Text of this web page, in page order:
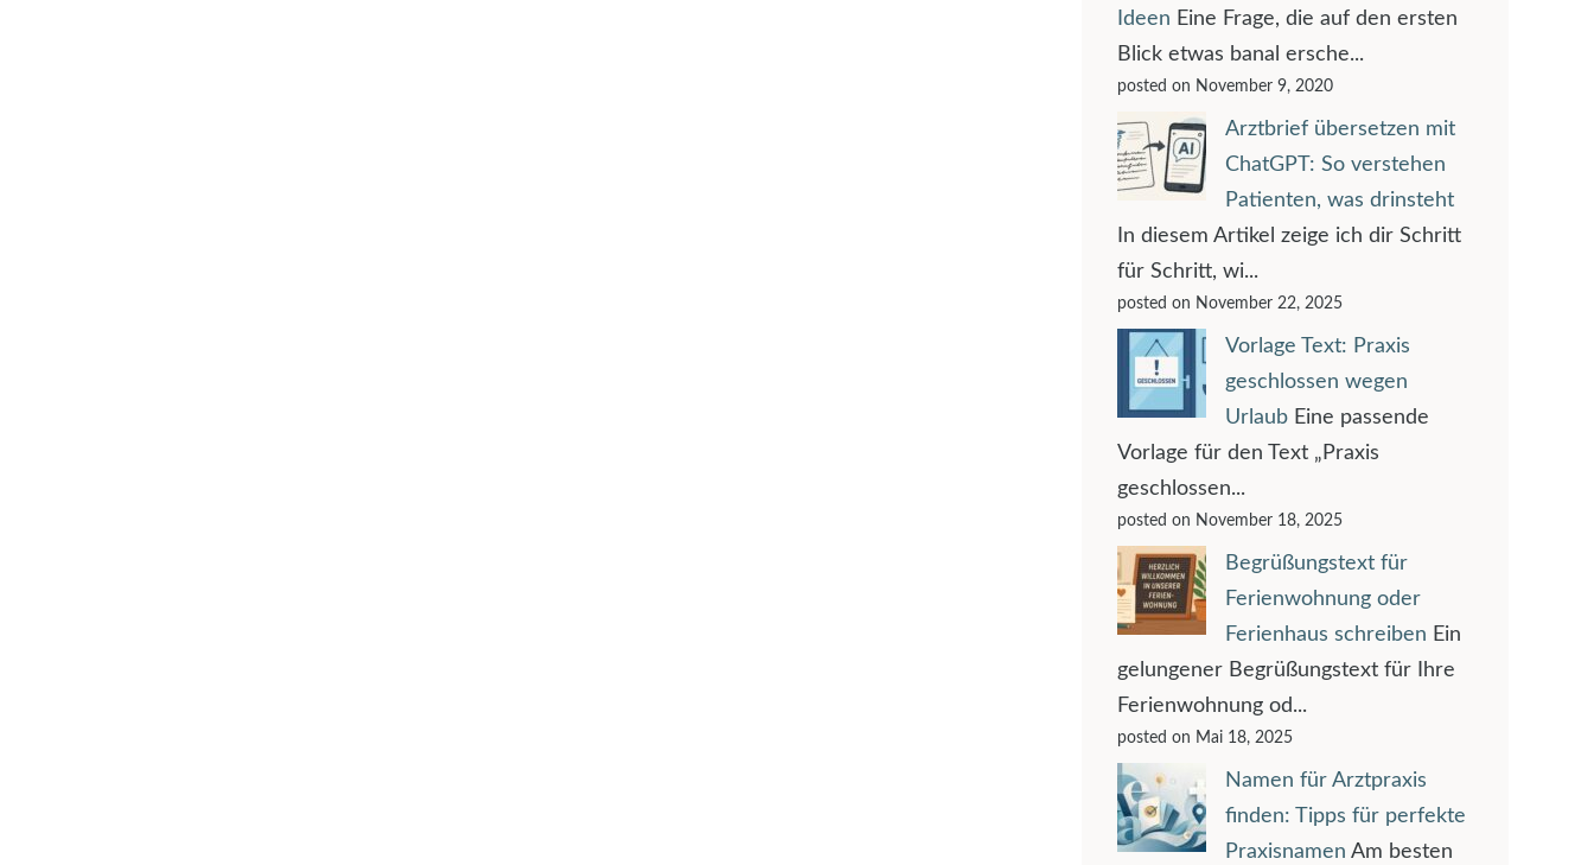
Ideen Eine Frage, die auf den ersten
Blick etwas banal ersche...
posted on November 9, 2020
Arztbrief übersetzen mit
ChatGPT: So verstehen
Patienten, was drinsteht
In diesem Artikel zeige ich dir Schritt
für Schritt, wi...
posted on November 22, 2025
Vorlage Text: Praxis
geschlossen wegen
Urlaub Eine passende
Vorlage für den Text „Praxis
geschlossen...
posted on November 18, 2025
Begrüßungstext für
Ferienwohnung oder
Ferienhaus schreiben Ein
gelungener Begrüßungstext für Ihre
Ferienwohnung od...
posted on Mai 18, 2025
Namen für Arztpraxis
finden: Tipps für perfekte
Praxisnamen Am besten